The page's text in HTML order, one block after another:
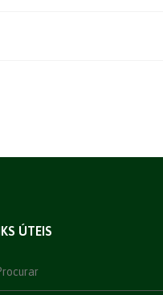
ÚTEIS